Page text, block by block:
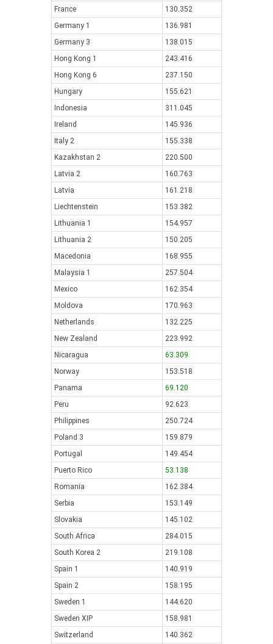
France
130.352
Germany 1
136.981
Germany 3
138.015
Hong Kong 1
243.416
Hong Kong 6
237.150
Hungary
155.621
Indonesia
311.045
Ireland
145.936
Italy 2
155.338
Kazakhstan 2
220.500
Latvia 2
160.763
Latvia
161.218
Liechtenstein
153.382
Lithuania 1
154.957
Lithuania 2
150.205
Macedonia
168.955
Malaysia 1
257.504
Mexico
162.354
Moldova
170.963
Netherlands
132.225
New Zealand
223.992
Nicaragua
63.309
Norway
153.518
Panama
69.120
Peru
92.623
Philippines
250.724
Poland 3
159.879
Portugal
149.454
Puerto Rico
53.138
Romania
162.384
Serbia
153.149
Slovakia
145.102
South Africa
284.015
South Korea 2
219.108
Spain 1
140.919
Spain 2
158.195
Sweden 1
144.620
Sweden XIP
158.981
Switzerland
140.362